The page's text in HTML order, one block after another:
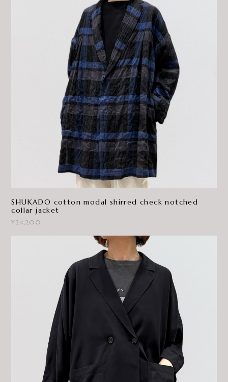
SHUKADO cotton modal shirred check notched
collar jacket
¥24,200